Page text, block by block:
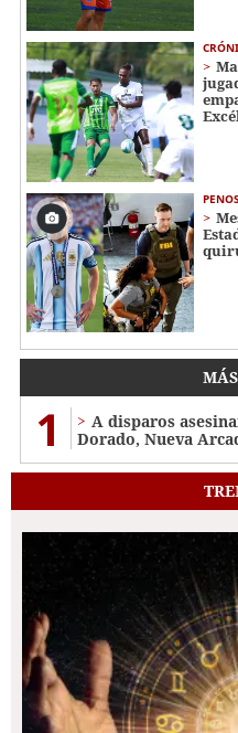
1
A disparos
Dorado, Nueva